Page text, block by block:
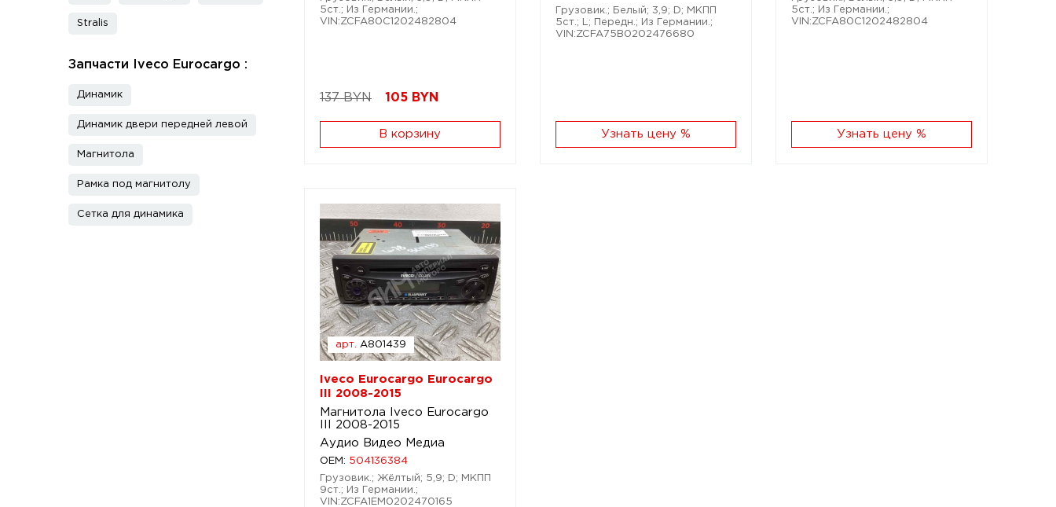
Stralis
Запчасти Iveco Eurocargo :
Динамик
Динамик двери передней левой
Магнитола
Рамка под магнитолу
Сетка для динамика
5ст.; Из Германии.;
VIN:ZCFA80C1202482804
137 BYN 105 BYN
В корзину
Грузовик.; Белый; 3,9; D; МКПП
5ст.; L; Передн.; Из Германии.;
VIN:ZCFA75B0202476680
Узнать цену %
5ст.; Из Германии.;
VIN:ZCFA80C1202482804
Узнать цену %
арт. A801439
Iveco Eurocargo Eurocargo
III 2008-2015
Магнитола Iveco Eurocargo
III 2008-2015
Аудио Видео Медиа
OEM: 504136384
Грузовик.; Жёлтый; 5,9; D; МКПП
9ст.; Из Германии.;
VIN:ZCFA1EM0202470165